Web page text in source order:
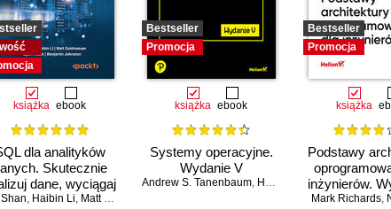
książka ebook
dla analityków
Skutecznie
dane, wyciągaj
wnioski i
, Haibin Li, Matt Goldwasser Benjamin Johnston
Bestseller
Promocja
książka ebook
Systemy operacyjne.
Wydanie V
Andrew S. Tanenbaum, Herbert Bos
Bestseller
Promocja
książka
Podstawy
inżynierów.
Mark Richards,